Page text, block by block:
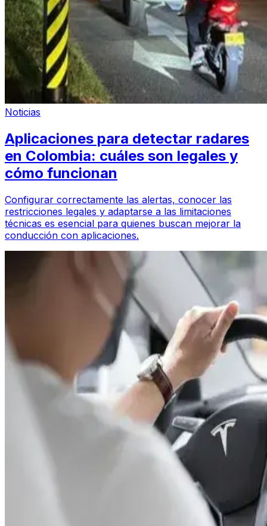
Noticias
Aplicaciones para detectar radares
en Colombia: cuáles son legales y
cómo funcionan
Configurar correctamente las alertas, conocer las
restricciones legales y adaptarse a las limitaciones
técnicas es esencial para quienes buscan mejorar la
conducción con aplicaciones.